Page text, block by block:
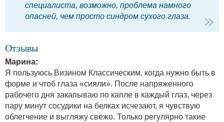
специалиста, возможно, проблема намного
опасней, чем просто синдром сухого глаза.
Отзывы
Марина:
Я пользуюсь Визином Классическим, когда нужно быть в
форме и чтоб глаза «сияли». После напряженного
рабочего дня закапываю по капле в каждый глаз, через
пару минут сосудики на белках исчезают, я чувствую
облегчение и выгляжу свежо. Только регулярно такие